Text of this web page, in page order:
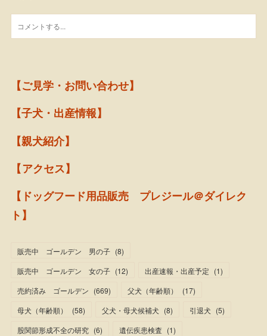
【ご見学・お問い合わせ】
【子犬・出産情報】
【親犬紹介】
【アクセス】
【ドッグフード用品販売 プレジール＠ダイレク
ト】
販売中 ゴールデン 男の子 (8)
販売中 ゴールデン 女の子 (12) 出産速報・出産予定 (1)
売約済み ゴールデン (669) 父犬（年齢順） (17)
母犬（年齢順）
(58) 父犬・母犬候補犬 (8) 引退犬 (5)
股関節形成不全の研究 (6) 遺伝疾患検査 (1)